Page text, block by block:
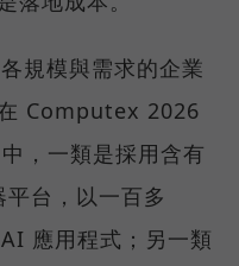
規模與需求的企業
Computex 2026
，一類是採用含有
台，以一百多
應用程式；另一類